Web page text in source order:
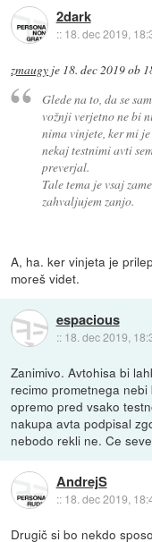
2dark
:: 18. dec 2019,
zmaugy je 18. dec 2019 ob
Glede na to, da se
vožnji verjetno ne bi
nima vinjete, ker mi
nekaj testnimi avti
preverjal.
Tale tema je vsaj
zahvaljujem zanjo.
A, ha. ker vinjeta je
moreš videt.
espacious
:: 18. dec 2019,
Zanimivo. Avtohisa bi
recimo prometnega
opremo pred vsako
nakupa avta podpisal
nebodo rekli ne. Ce
AndrejS
:: 18. dec 2019,
Drugič si bo nekdo